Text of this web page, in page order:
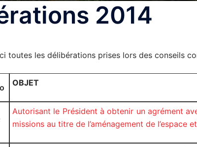
2014
toutes les délibérations prises lors des conseils
OBJET
Autorisant le Président à obtenir un agrément
missions au titre de l’aménagement de